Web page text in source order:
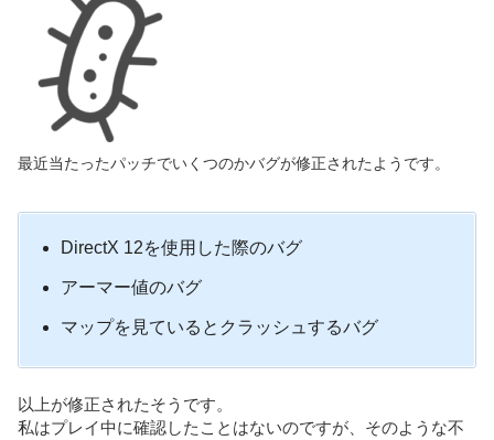
最近当たったパッチでいくつのかバグが修正されたようです。
DirectX 12を使用した際のバグ
アーマー値のバグ
マップを見ているとクラッシュするバグ
以上が修正されたそうです。
私はプレイ中に確認したことはないのですが、そのような不